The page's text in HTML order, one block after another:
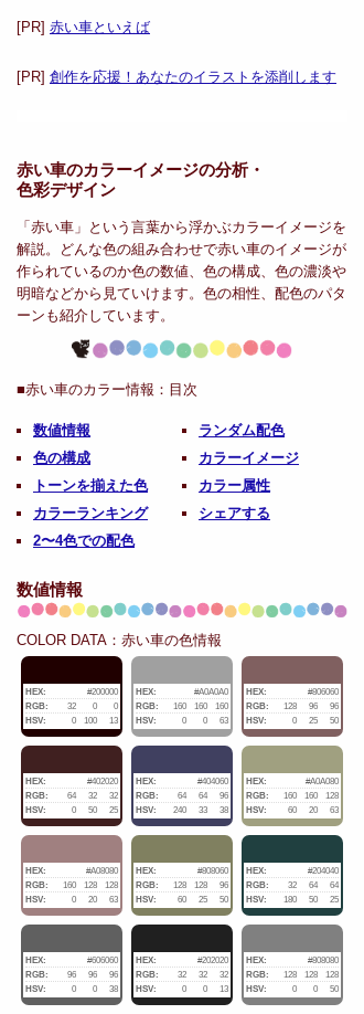
[PR] 赤い車といえば
[PR] 創作を応援！あなたのイラストを添削します
赤い車のカラーイメージの分析・
色彩デザイン
「赤い車」という言葉から浮かぶカラーイメージを
解説。どんな色の組み合わせで赤い車のイメージが
作られているのか色の数値、色の構成、色の濃淡や
明暗などから見ていけます。色の相性、配色のパタ
ーンも紹介しています。
■赤い車のカラー情報： 目次
数値情報
色の構成
トーンを揃えた色
カラーランキング
2〜4色での配色
ランダム配色
カラーイメージ
カラー属性
シェアする
数値情報
COLOR DATA：赤い車の色情報
HEX:
#200000
RGB:
32 0
0
HSV:
0 100 13
HEX:
#A0A0A0
RGB:
160 160
160
HSV:
0 0 63
HEX:
#806060
RGB:
128 96
96
HSV:
0 25 50
HEX:
#402020
RGB:
64 32
32
HSV:
0 50 25
HEX:
#404060
RGB:
64 64
96
HSV:
240 33 38
HEX:
#A0A080
RGB:
160 160
128
HSV:
60 20 63
HEX:
#A08080
RGB:
160 128
128
HSV:
0 20 63
HEX:
#808060
RGB:
128 128
96
HSV:
60 25 50
HEX:
#204040
RGB:
32 64
64
HSV:
180 50 25
HEX:
#606060
RGB:
96 96
96
HSV:
0 0 38
HEX:
#202020
RGB:
32 32
32
HSV:
0 0 13
HEX:
#808080
RGB:
128 128
128
HSV:
0 0 50